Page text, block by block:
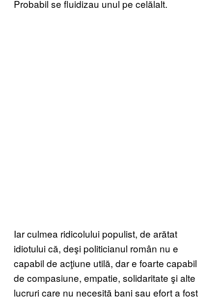
Probabil se fluidizau unul pe celălalt.
Iar culmea ridicolului populist, de arătat
idiotului că, deşi politicianul român nu e
capabil de acţiune utilă, dar e foarte capabil
de compasiune, empatie, solidaritate şi alte
lucruri care nu necesită bani sau efort a fost